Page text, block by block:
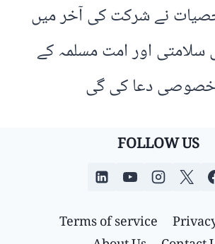
نے شرکت کی آخر میں
اور امت مسلمہ کے
خصوصی دعا کی گی
FOLLOW US
Terms of service